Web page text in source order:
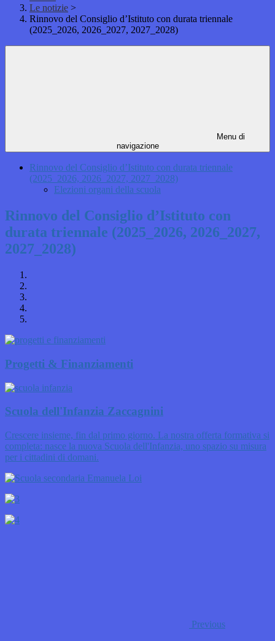
Le notizie >
Rinnovo del Consiglio d’Istituto con durata triennale
(2025_2026, 2026_2027, 2027_2028)
Menu di
navigazione
Rinnovo del Consiglio d’Istituto con durata triennale
(2025_2026, 2026_2027, 2027_2028)
Elezioni organi della scuola
Rinnovo del Consiglio d’Istituto con
durata triennale (2025_2026, 2026_2027,
2027_2028)
Progetti & Finanziamenti
Scuola dell'Infanzia Zaccagnini
Crescere insieme, fin dal primo giorno. La nostra offerta formativa si
completa: nasce la nuova Scuola dell'Infanzia, uno spazio su misura
per i cittadini di domani.
Previous